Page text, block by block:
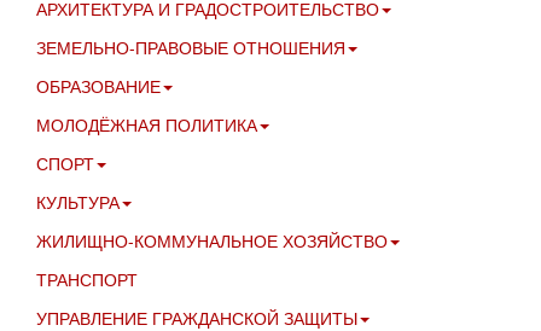
АРХИТЕКТУРА И ГРАДОСТРОИТЕЛЬСТВО
ЗЕМЕЛЬНО-ПРАВОВЫЕ ОТНОШЕНИЯ
ОБРАЗОВАНИЕ
МОЛОДЁЖНАЯ ПОЛИТИКА
СПОРТ
КУЛЬТУРА
ЖИЛИЩНО-КОММУНАЛЬНОЕ ХОЗЯЙСТВО
ТРАНСПОРТ
УПРАВЛЕНИЕ ГРАЖДАНСКОЙ ЗАЩИТЫ